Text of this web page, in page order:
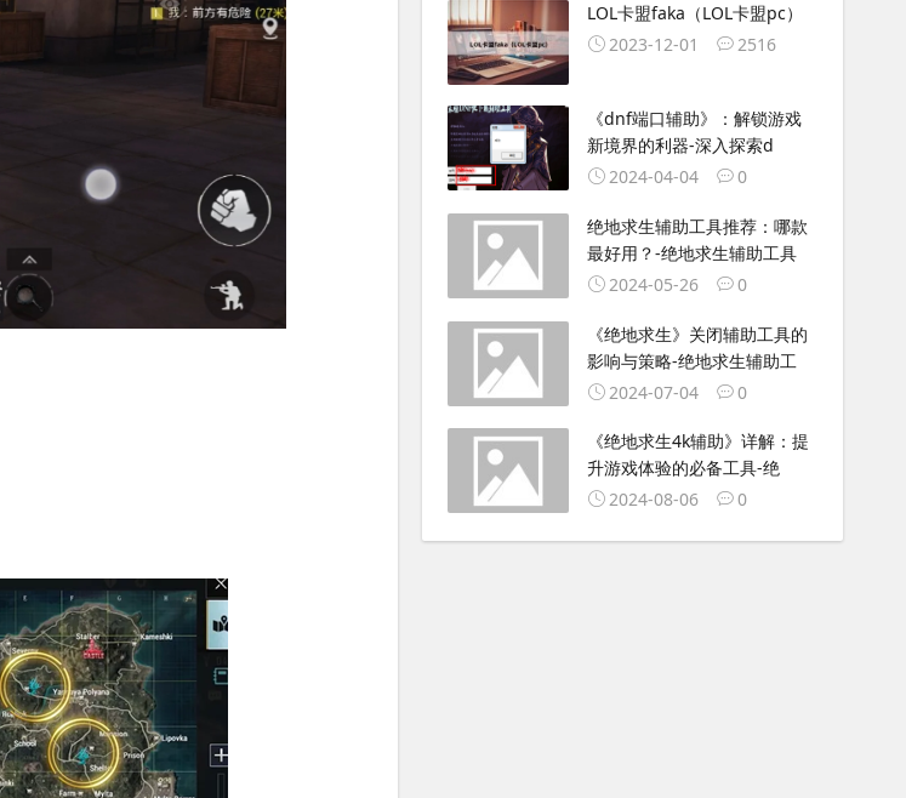
LOL卡盟faka（LOL卡盟pc）
2023-12-01
2516
《dnf端口辅助》：解锁游戏
新境界的利器-深入探索d
2024-04-04
0
绝地求生辅助工具推荐：哪款
最好用？-绝地求生辅助工具
2024-05-26
0
《绝地求生》关闭辅助工具的
影响与策略-绝地求生辅助工
2024-07-04
0
《绝地求生4k辅助》详解：提
升游戏体验的必备工具-绝
2024-08-06
0